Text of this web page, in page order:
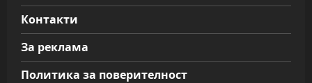
Контакти
За реклама
Политика за поверителност